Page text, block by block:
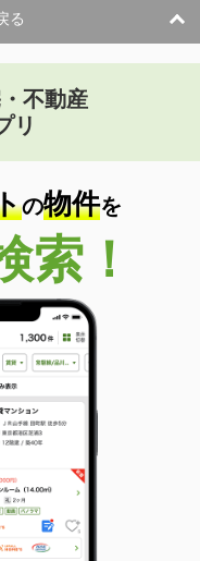
る
不動産
リ
の物件を
索！